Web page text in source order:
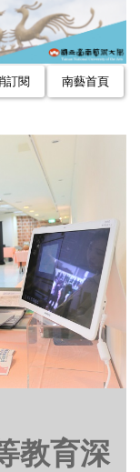
訂閱 南藝首頁
教育深